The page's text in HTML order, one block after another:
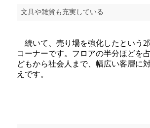
文具や雑貨も充実している
続いて、売り場を強化したという2
コーナーです。フロアの半分ほどを
どもから社会人まで、幅広い客層に
えです。